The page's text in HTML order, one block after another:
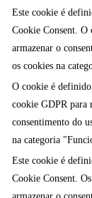
Este cookie é
Cookie Consent. O
armazenar o
os cookies na
O cookie é
cookie GDPR para
consentimento do
na categoria
Este cookie é
Cookie Consent.